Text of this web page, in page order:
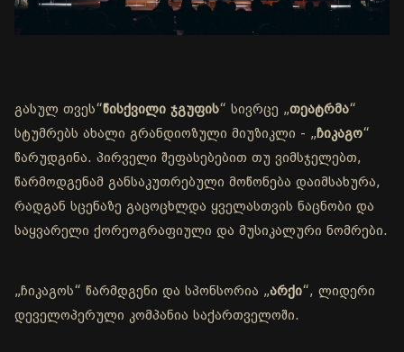
გასულ თვეს“წისქვილი ჯგუფის“ სივრცე „თეატრმა“
სტუმრებს ახალი გრანდიოზული მიუზიკლი - „ჩიკაგო“
წარუდგინა. პირველი შეფასებებით თუ ვიმსჯელებთ,
წარმოდგენამ განსაკუთრებული მოწონება დაიმსახურა,
რადგან სცენაზე გაცოცხლდა ყველასთვის ნაცნობი და
საყვარელი ქორეოგრაფიული და მუსიკალური ნომრები.
„ჩიკაგოს“ წარმდგენი და სპონსორია „არქი“, ლიდერი
დეველოპერული კომპანია საქართველოში.